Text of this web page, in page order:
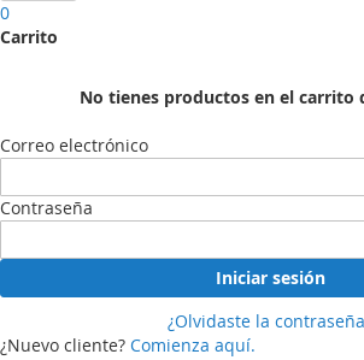
0
Carrito
No tienes productos en el carrito
Correo electrónico
Contraseña
Iniciar sesión
¿Olvidaste la
¿Nuevo cliente? Comienza aquí.